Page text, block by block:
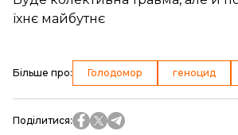
їхнє майбутнє
Більше про: Голодомор геноцид
Поділитися: